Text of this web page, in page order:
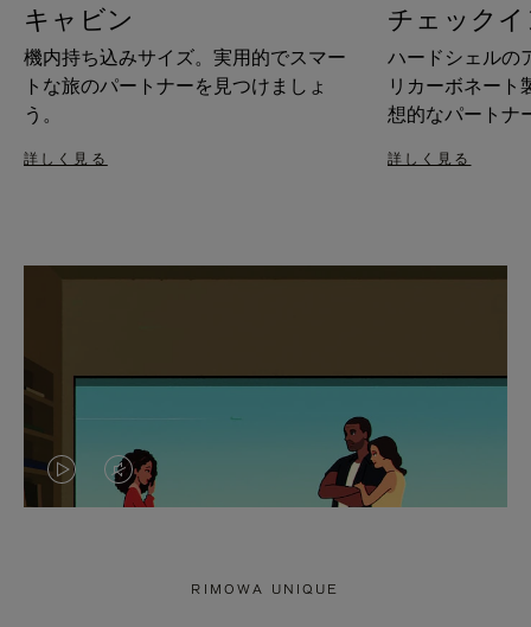
キャビン
機内持ち込みサイズ。実用的でスマー
トな旅のパートナーを見つけましょ
う。
詳しく見る
チェック
ハードシェルの
リカーボネート
想的なパートナ
詳しく見る
VIDEOVIDEO
RIMOWA UNIQUE